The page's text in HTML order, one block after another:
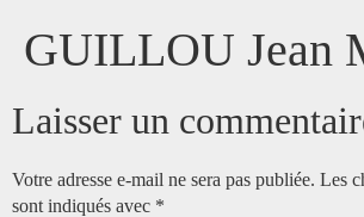
GUILLOU Jean
Laisser un
Votre adresse e-mail ne sera pas publiée. Les
sont indiqués avec *